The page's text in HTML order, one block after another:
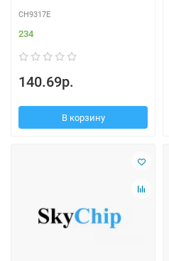
CH9317E
234
140.69р.
В корзину